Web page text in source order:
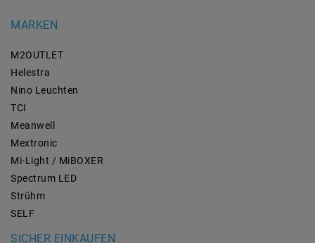
MARKEN
M2OUTLET
Helestra
Nino Leuchten
TCI
Meanwell
Mextronic
Mi-Light / MiBOXER
Spectrum LED
Strühm
SELF
SICHER EINKAUFEN